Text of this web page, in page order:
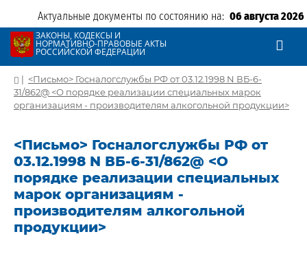
Актуальные документы по состоянию на: 06 августа 2026
ЗАКОНЫ, КОДЕКСЫ И
НОРМАТИВНО-ПРАВОВЫЕ АКТЫ
РОССИЙСКОЙ ФЕДЕРАЦИИ
| <Письмо> Госналогслужбы РФ от 03.12.1998 N ВБ-6-
31/862@ <О порядке реализации специальных марок
организациям - производителям алкогольной продукции>
<Письмо> Госналогслужбы РФ от
03.12.1998 N ВБ-6-31/862@ <О
порядке реализации специальных
марок организациям -
производителям алкогольной
продукции>